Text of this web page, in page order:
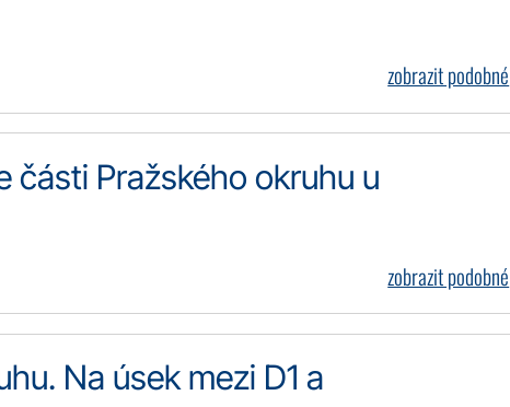
zobrazit podobné
části Pražského okruhu u
zobrazit podobné
Na úsek mezi D1 a